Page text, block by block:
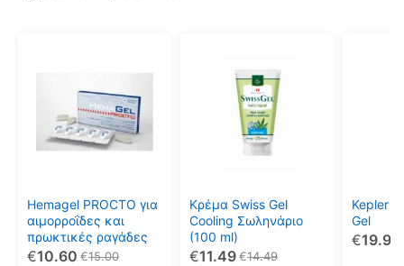
Hemagel PROCTO για
αιμορροΐδες και
πρωκτικές ραγάδες
15.00
€
10.60
€
Κρέμα Swiss Gel
Cooling Σωληνάριο
(100 ml)
14.49
€
11.49
€
Kepler
Gel
19.90
€